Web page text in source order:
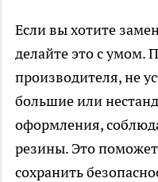
Если вы хотите
делайте это с умом.
производителя, не
большие или
оформления,
резины. Это
сохранить